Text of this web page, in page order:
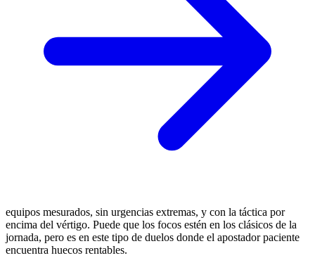
equipos mesurados, sin urgencias extremas, y con la táctica por
encima del vértigo. Puede que los focos estén en los clásicos de la
jornada, pero es en este tipo de duelos donde el apostador paciente
encuentra huecos rentables.